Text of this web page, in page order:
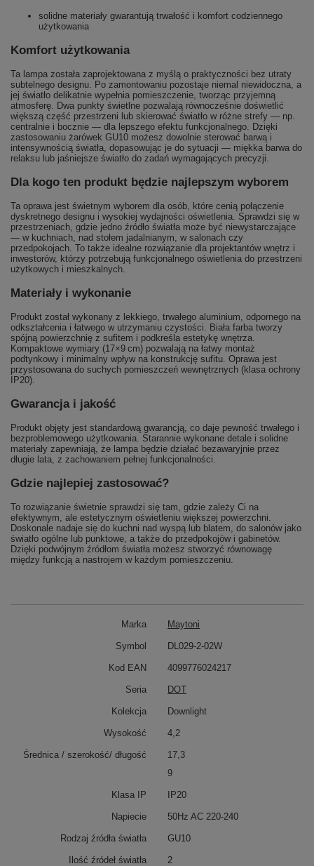
solidne materiały gwarantują trwałość i komfort codziennego
użytkowania
Komfort użytkowania
Ta lampa została zaprojektowana z myślą o praktyczności bez utraty
subtelnego designu. Po zamontowaniu pozostaje niemal niewidoczna, a
jej światło delikatnie wypełnia pomieszczenie, tworząc przyjemną
atmosferę. Dwa punkty świetlne pozwalają równocześnie doświetlić
większą część przestrzeni lub skierować światło w różne strefy — np.
centralnie i bocznie — dla lepszego efektu funkcjonalnego. Dzięki
zastosowaniu żarówek GU10 możesz dowolnie sterować barwą i
intensywnością światła, dopasowując je do sytuacji — miękka barwa do
relaksu lub jaśniejsze światło do zadań wymagających precyzji.
Dla kogo ten produkt będzie najlepszym wyborem
Ta oprawa jest świetnym wyborem dla osób, które cenią połączenie
dyskretnego designu i wysokiej wydajności oświetlenia. Sprawdzi się w
przestrzeniach, gdzie jedno źródło światła może być niewystarczające
— w kuchniach, nad stołem jadalnianym, w salonach czy
przedpokojach. To także idealne rozwiązanie dla projektantów wnętrz i
inwestorów, którzy potrzebują funkcjonalnego oświetlenia do przestrzeni
użytkowych i mieszkalnych.
Materiały i wykonanie
Produkt został wykonany z lekkiego, trwałego aluminium, odpornego na
odkształcenia i łatwego w utrzymaniu czystości. Biała farba tworzy
spójną powierzchnię z sufitem i podkreśla estetykę wnętrza.
Kompaktowe wymiary (17×9 cm) pozwalają na łatwy montaż
podtynkowy i minimalny wpływ na konstrukcję sufitu. Oprawa jest
przystosowana do suchych pomieszczeń wewnętrznych (klasa ochrony
IP20).
Gwarancja i jakość
Produkt objęty jest standardową gwarancją, co daje pewność trwałego i
bezproblemowego użytkowania. Starannie wykonane detale i solidne
materiały zapewniają, że lampa będzie działać bezawaryjnie przez
długie lata, z zachowaniem pełnej funkcjonalności.
Gdzie najlepiej zastosować?
To rozwiązanie świetnie sprawdzi się tam, gdzie zależy Ci na
efektywnym, ale estetycznym oświetleniu większej powierzchni.
Doskonale nadaje się do kuchni nad wyspą lub blatem, do salonów jako
światło ogólne lub punktowe, a także do przedpokojów i gabinetów.
Dzięki podwójnym źródłom światła możesz stworzyć równowagę
między funkcją a nastrojem w każdym pomieszczeniu.
Marka Maytoni
Symbol DL029-2-02W
Kod EAN 4099776024217
Seria DOT
Kolekcja Downlight
Wysokość 4,2
Średnica / szerokość/ długość
17,3
9
Klasa IP IP20
Napiecie 50Hz AC 220-240
Rodzaj źródła światła GU10
Ilość źródeł światła 2